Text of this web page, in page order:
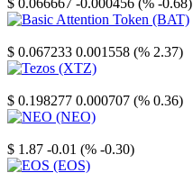
$ 0.066667 -0.000456 (% -0.68)
$ 0.067233 0.001558 (% 2.37)
$ 0.198277 0.000707 (% 0.36)
$ 1.87 -0.01 (% -0.30)